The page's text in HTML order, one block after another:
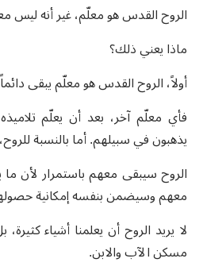
الروح القدس هو معلّم، غير أنه ليس
ماذا يعني ذلك؟
أولاً، الروح القدس هو معلّم يبقى دائماً معنا
فأي معلّم آخر، بعد أن يعلّم
يذهبون في سبيلهم. أما بالنسبة
الروح سيبقى معهم باستمرار لأن
معهم وسيضمن بنفسه إمكانية
لا يريد الروح أن يعلمنا أشياء
مسكن الآب والابن.